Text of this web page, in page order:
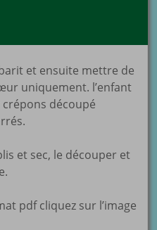
et ensuite mettre de
uniquement. l’enfant
découpé
et sec, le découper et
pdf cliquez sur l’image